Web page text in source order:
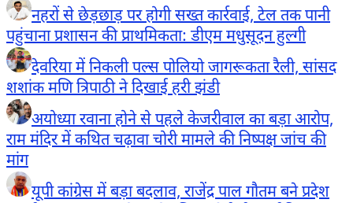
नहरों से छेड़छाड़ पर होगी सख्त कार्रवाई, टेल तक पानी
पहुंचाना प्रशासन की प्राथमिकता: डीएम मधुसूदन हुल्गी
देवरिया में निकली पल्स पोलियो जागरूकता रैली, सांसद
शशांक मणि त्रिपाठी ने दिखाई हरी झंडी
अयोध्या रवाना होने से पहले केजरीवाल का बड़ा आरोप,
राम मंदिर में कथित चढ़ावा चोरी मामले की निष्पक्ष जांच की
मांग
यूपी कांग्रेस में बड़ा बदलाव, राजेंद्र पाल गौतम बने प्रदेश